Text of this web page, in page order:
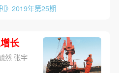
》2019年第25期
长
然 张宇